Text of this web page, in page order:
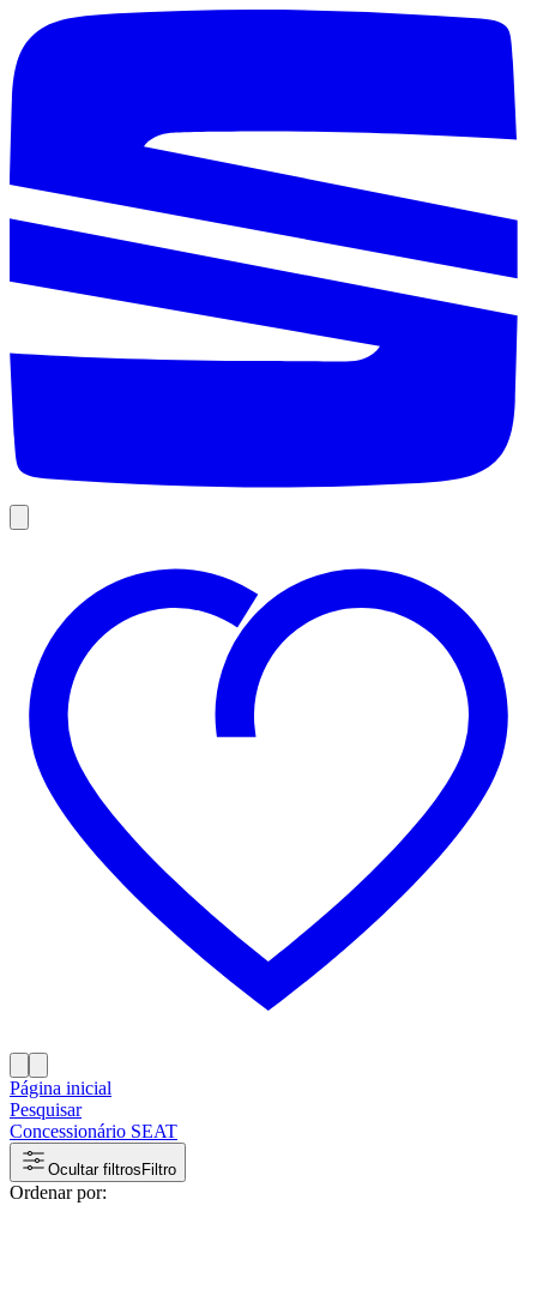
Página inicial
Pesquisar
Concessionário SEAT
Ocultar filtros Filtro
Ordenar por: